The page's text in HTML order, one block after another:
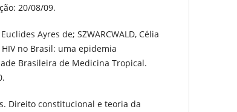
20/08/09.
Ayres de; SZWARCWALD, Célia
no Brasil: uma epidemia
Brasileira de Medicina Tropical.
Direito constitucional e teoria da